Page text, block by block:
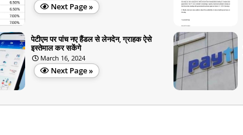
Next Page »
पेटीएम पर पांच नए हैंडल से लेनदेन, ग्राहक ऐसे
इस्तेमाल कर सकेंगे
March 16, 2024
Next Page »